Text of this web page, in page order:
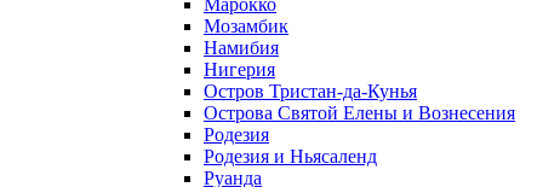
Марокко
Мозамбик
Намибия
Нигерия
Остров Тристан-да-Кунья
Острова Святой Елены и Вознесения
Родезия
Родезия и Ньясаленд
Руанда